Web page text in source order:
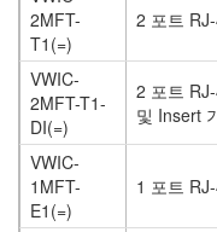
2MFT-
T1(=)
2 포트
VWIC-
2MFT-T1-
DI(=)
2 포트
및 Insert
VWIC-
1MFT-
E1(=)
1 포트